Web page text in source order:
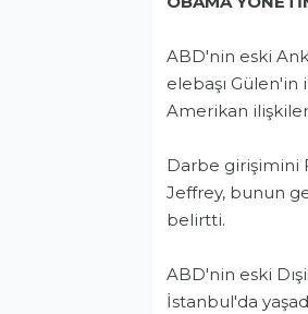
ABD'nin eski
elebaşı Gülen'in
Amerikan
Darbe girişimini
Jeffrey, bunun
belirtti.
ABD'nin eski
İstanbul'da